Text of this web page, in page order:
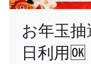
お年玉
日利用🆗